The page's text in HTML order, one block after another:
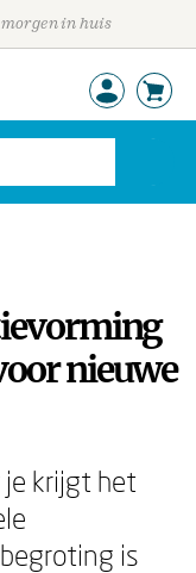
in huis
nieuwe
je krijgt het
is